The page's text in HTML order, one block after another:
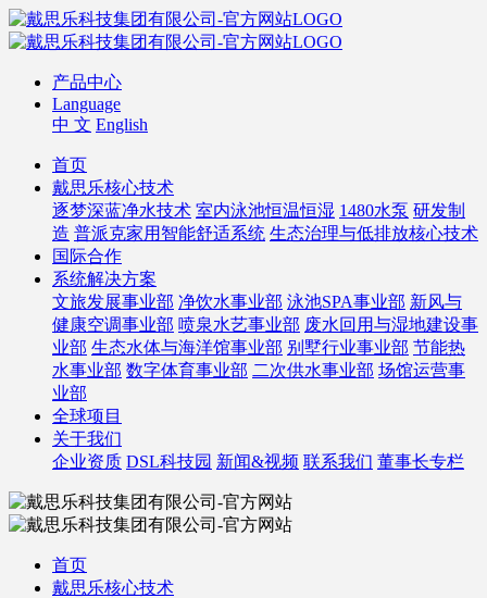
产品中心
Language
中 文 English
首页
戴思乐核心技术
逐梦深蓝净水技术 室内泳池恒温恒湿 1480水泵 研发制
造 普派克家用智能舒适系统 生态治理与低排放核心技术
国际合作
系统解决方案
文旅发展事业部 净饮水事业部 泳池SPA事业部 新风与
健康空调事业部 喷泉水艺事业部 废水回用与湿地建设事
业部 生态水体与海洋馆事业部 别墅行业事业部 节能热
水事业部 数字体育事业部 二次供水事业部 场馆运营事
业部
全球项目
关于我们
企业资质 DSL科技园 新闻&视频 联系我们 董事长专栏
首页
戴思乐核心技术